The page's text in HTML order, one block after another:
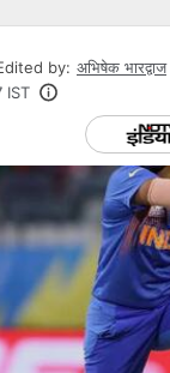
by: अभिषेक भारद्वाज
IST